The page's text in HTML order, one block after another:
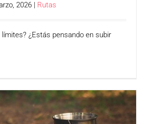
2026 | Rutas
límites? ¿Estás pensando en subir